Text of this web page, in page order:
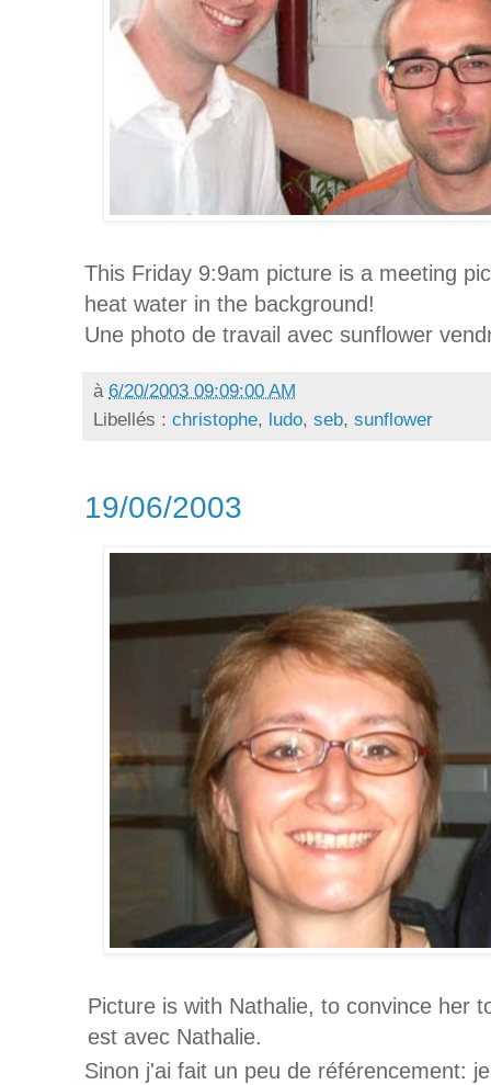
This Friday 9:9am picture is a meeting
heat water in the background!
Une photo de travail avec sunflower
à 6/20/2003 09:09:00 AM
Libellés : christophe, ludo, seb, sunflower
19/06/2003
Picture is with Nathalie, to convince her
est avec Nathalie.
Sinon j'ai fait un peu de référencement: